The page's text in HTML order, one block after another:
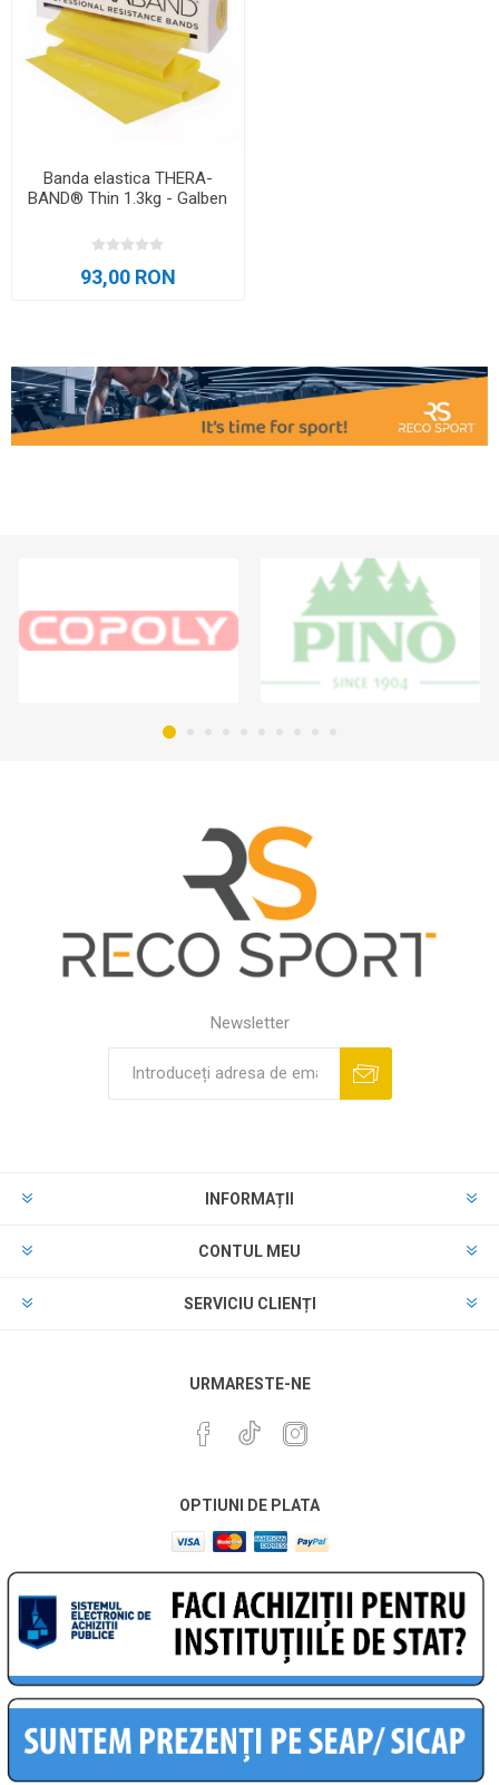
Banda elastica THERA-
BAND® Thin 1.3kg - Galben
93,00 RON
Newsletter
INFORMAȚII
CONTUL MEU
SERVICIU CLIENȚI
URMARESTE-NE
OPTIUNI DE PLATA